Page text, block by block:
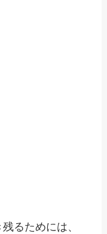
るためには、